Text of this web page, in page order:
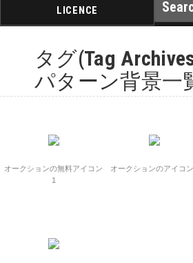
LICENCE
タグ(Tag
パターン背景一
オークションの無料アイコン
1
オークションのアイコ